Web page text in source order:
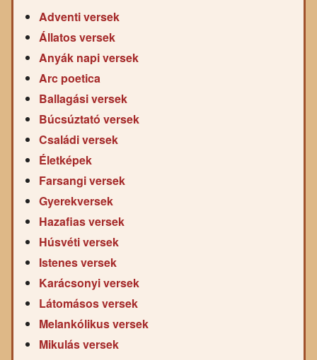
Adventi versek
Állatos versek
Anyák napi versek
Arc poetica
Ballagási versek
Búcsúztató versek
Családi versek
Életképek
Farsangi versek
Gyerekversek
Hazafias versek
Húsvéti versek
Istenes versek
Karácsonyi versek
Látomásos versek
Melankólikus versek
Mikulás versek